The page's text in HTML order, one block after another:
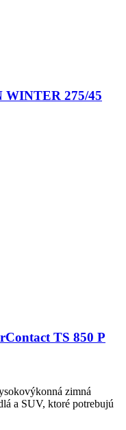
WINTER 275/45
TS 850 P
zimná
a SUV, ktoré potrebujú